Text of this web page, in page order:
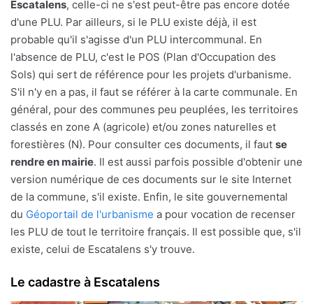
Escatalens, celle-ci ne s'est peut-être pas encore dotée
d'une PLU. Par ailleurs, si le PLU existe déjà, il est
probable qu'il s'agisse d'un PLU intercommunal. En
l'absence de PLU, c'est le POS (Plan d'Occupation des
Sols) qui sert de référence pour les projets d'urbanisme.
S'il n'y en a pas, il faut se référer à la carte communale. En
général, pour des communes peu peuplées, les territoires
classés en zone A (agricole) et/ou zones naturelles et
forestières (N). Pour consulter ces documents, il faut se
rendre en mairie. Il est aussi parfois possible d'obtenir une
version numérique de ces documents sur le site Internet
de la commune, s'il existe. Enfin, le site gouvernemental
du Géoportail de l'urbanisme a pour vocation de recenser
les PLU de tout le territoire français. Il est possible que, s'il
existe, celui de Escatalens s'y trouve.
Le cadastre à Escatalens